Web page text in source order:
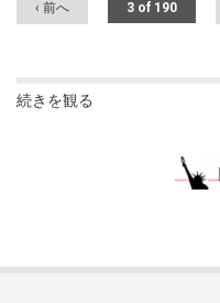
‹ 前へ 3 of 190
続きを観る